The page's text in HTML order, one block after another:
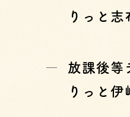
りっと志
放課後等
りっと伊